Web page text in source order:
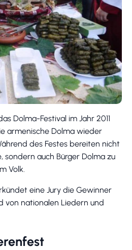
Dolma-Festival im Jahr 2011
armenische Dolma wieder
des Festes bereiten nicht
sondern auch Bürger Dolma zu
Volk.
eine Jury die Gewinner
von nationalen Liedern und